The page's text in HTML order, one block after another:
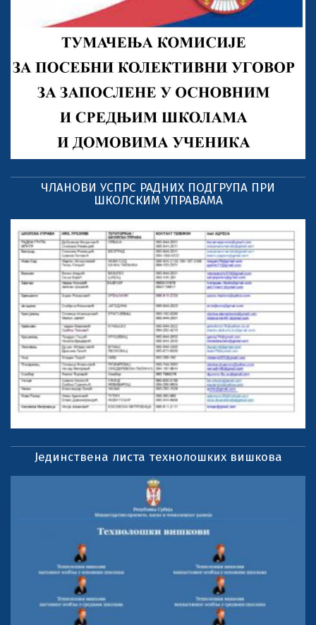
ЧЛАНОВИ УСПРС РАДНИХ ПОДГРУПА ПРИ
ШКОЛСКИМ УПРАВАМА
Јединствена листа технолошких вишкова